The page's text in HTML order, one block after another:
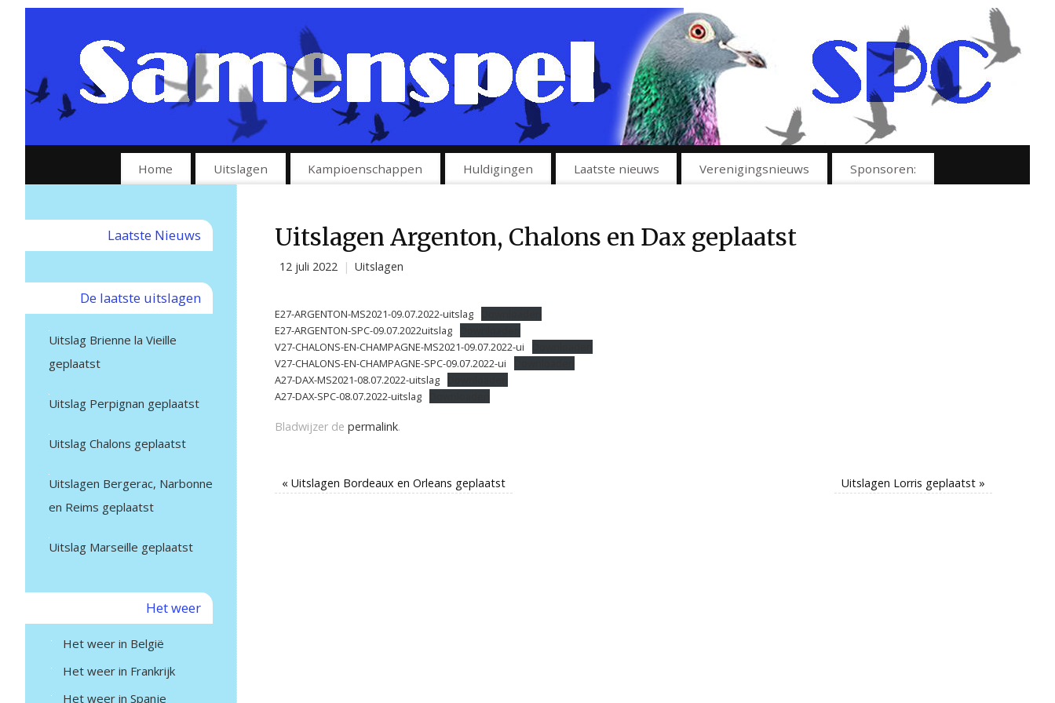
Home Uitslagen Kampioenschappen Huldigingen Laatste nieuws Verenigingsnieuws Sponsoren:
Uitslagen Argenton, Chalons en Dax geplaatst
12 juli 2022 | Uitslagen
E27-ARGENTON-MS2021-09.07.2022-uitslag
E27-ARGENTON-SPC-09.07.2022uitslag
V27-CHALONS-EN-CHAMPAGNE-MS2021-09.07.2022-ui
V27-CHALONS-EN-CHAMPAGNE-SPC-09.07.2022-ui
A27-DAX-MS2021-08.07.2022-uitslag
A27-DAX-SPC-08.07.2022-uitslag
Bladwijzer de permalink.
« Uitslagen Bordeaux en Orleans geplaatst Uitslagen Lorris geplaatst »
Laatste Nieuws
De laatste uitslagen
Uitslag Brienne la Vieille
geplaatst
Uitslag Perpignan geplaatst
Uitslag Chalons geplaatst
Uitslagen Bergerac, Narbonne
en Reims geplaatst
Uitslag Marseille geplaatst
Het weer
Het weer in België
Het weer in Frankrijk
Het weer in Spanje